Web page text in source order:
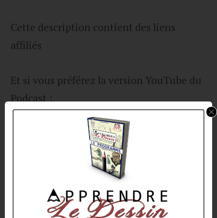
Cette description contient des liens
affiliés
Et si vous préférez la version YouTube du
Podcast :